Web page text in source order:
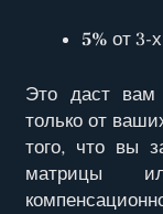
5% от 3-
Это даст вам
только от
того, что вы
матрицы